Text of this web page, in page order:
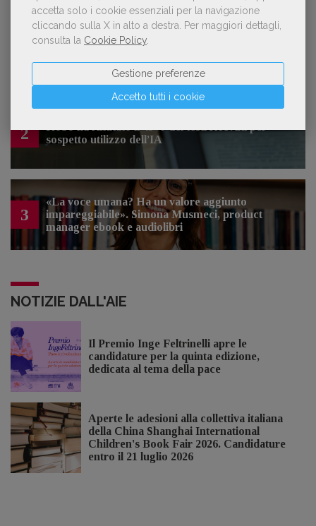
accetta solo i cookie essenziali per la navigazione
cliccando sulla X in alto a destra.
Per maggiori dettagli,
consulta la Cookie Policy
Accetto tutti i cookie
Gestione preferenze
Forse è il momento di cambiare prospettiva
2
sospetto utilizzo dell’IA
3
«La voce umana? Ha un valore aggiunto
impareggiabile». Simona Musmeci, product
manager ebook e audiolibri
NOTIZIE DALL'AIE
Il Premio Inge Feltrinelli apre le
candidature per la quinta edizione,
dedicata al tema della pace
Aperte le adesioni alla collettiva italiana
della China Shanghai International
Children's Book Fair 2026. Candidature
entro il 21 luglio 2026